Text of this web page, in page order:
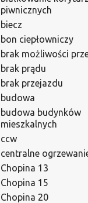
piwnicznych
biecz
bon ciepłowniczy
brak możliwości
brak prądu
brak przejazdu
budowa
budowa budynków
mieszkalnych
ccw
centralne
Chopina 13
Chopina 15
Chopina 20